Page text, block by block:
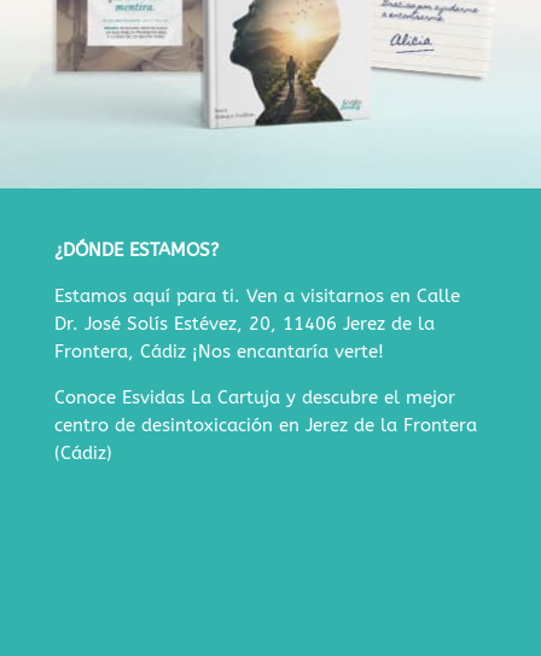
¿DÓNDE ESTAMOS?
Estamos aquí para ti. Ven a visitarnos en Calle
Dr. José Solís Estévez, 20, 11406 Jerez de la
Frontera, Cádiz¡Nos encantaría verte!
Conoce Esvidas La Cartuja y descubre el mejor
centro de desintoxicación en Jerez de la Frontera
(Cádiz)